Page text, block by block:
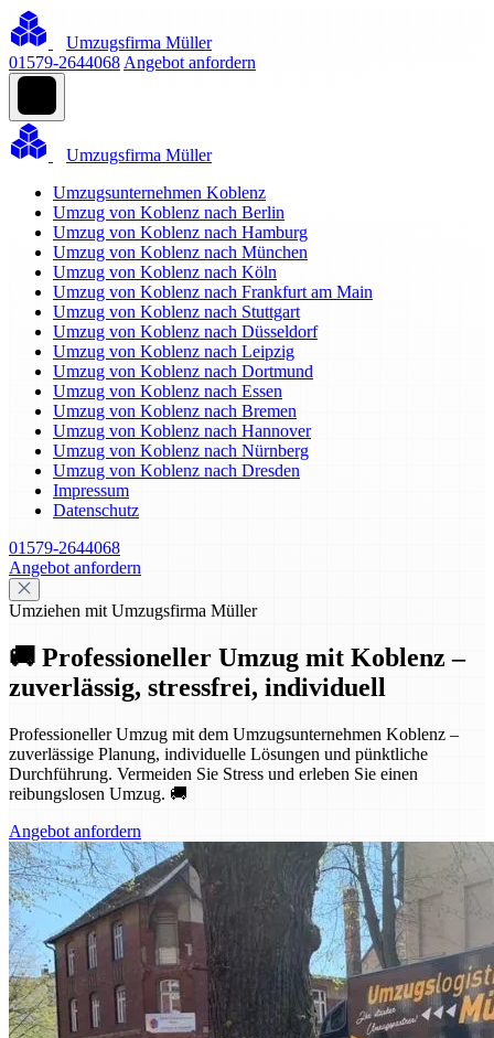
Umzugsfirma Müller
01579-2644068 Angebot anfordern
Umzugsfirma Müller
Umzugsunternehmen Koblenz
Umzug von Koblenz nach Berlin
Umzug von Koblenz nach Hamburg
Umzug von Koblenz nach München
Umzug von Koblenz nach Köln
Umzug von Koblenz nach Frankfurt am Main
Umzug von Koblenz nach Stuttgart
Umzug von Koblenz nach Düsseldorf
Umzug von Koblenz nach Leipzig
Umzug von Koblenz nach Dortmund
Umzug von Koblenz nach Essen
Umzug von Koblenz nach Bremen
Umzug von Koblenz nach Hannover
Umzug von Koblenz nach Nürnberg
Umzug von Koblenz nach Dresden
Impressum
Datenschutz
01579-2644068
Angebot anfordern
Umziehen mit Umzugsfirma Müller
🚚 Professioneller Umzug mit Koblenz –
zuverlässig, stressfrei, individuell
Professioneller Umzug mit dem Umzugsunternehmen Koblenz –
zuverlässige Planung, individuelle Lösungen und pünktliche
Durchführung. Vermeiden Sie Stress und erleben Sie einen
reibungslosen Umzug. 🚚
Angebot anfordern